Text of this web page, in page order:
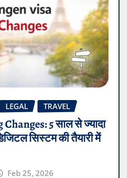
LEGAL TRAVEL
5 साल से ज्यादा
सिस्टम की तैयारी में
Feb 25, 2026